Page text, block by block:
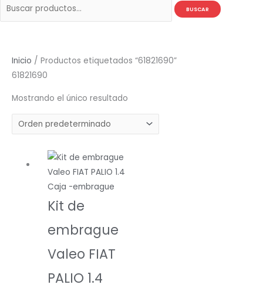
BUSCAR
Inicio / Productos etiquetados “61821690”
61821690
Mostrando el único resultado
Caja -embrague
Kit de
embrague
Valeo FIAT
PALIO 1.4